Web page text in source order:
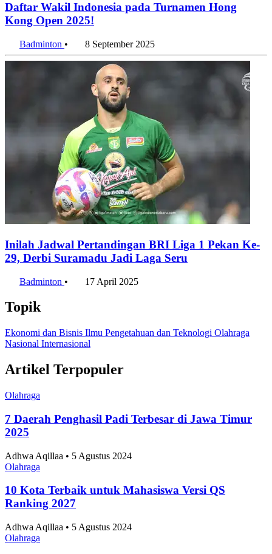
Daftar Wakil Indonesia pada Turnamen Hong
Kong Open 2025!
Badminton • 8 September 2025
Inilah Jadwal Pertandingan BRI Liga 1 Pekan Ke-
29, Derbi Suramadu Jadi Laga Seru
Badminton • 17 April 2025
Topik
Ekonomi dan Bisnis Ilmu Pengetahuan dan Teknologi Olahraga
Nasional Internasional
Artikel Terpopuler
Olahraga
7 Daerah Penghasil Padi Terbesar di Jawa Timur
2025
Adhwa Aqillaa • 5 Agustus 2024
Olahraga
10 Kota Terbaik untuk Mahasiswa Versi QS
Ranking 2027
Adhwa Aqillaa • 5 Agustus 2024
Olahraga